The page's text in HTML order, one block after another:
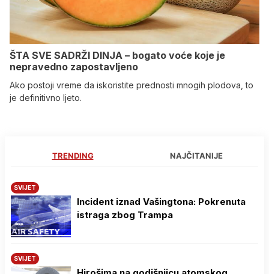
ŠTA SVE SADRŽI DINJA – bogato voće koje je
nepravedno zapostavljeno
Ako postoji vreme da iskoristite prednosti mnogih plodova, to
je definitivno ljeto.
TRENDING NAJČITANIJE
SVIJET
Incident iznad Vašingtona: Pokrenuta
istraga zbog Trampa
SVIJET